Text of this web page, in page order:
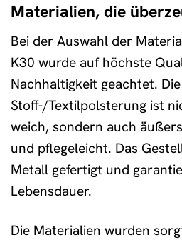
Materialien, die
Bei der Auswahl der
K30 wurde auf höchste
Nachhaltigkeit geachtet. Die
Stoff-/Textilpolsterung ist
weich, sondern auch
und pflegeleicht. Das
Metall gefertigt und
Lebensdauer.
Die Materialien wurden